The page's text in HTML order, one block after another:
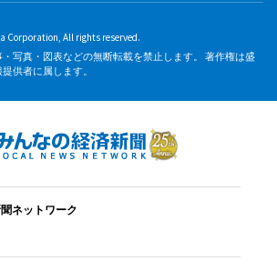
Corporation, All rights reserved.
写真・図表などの無断転載を禁止します。 著作権は盛
供者に属します。
ネットワーク